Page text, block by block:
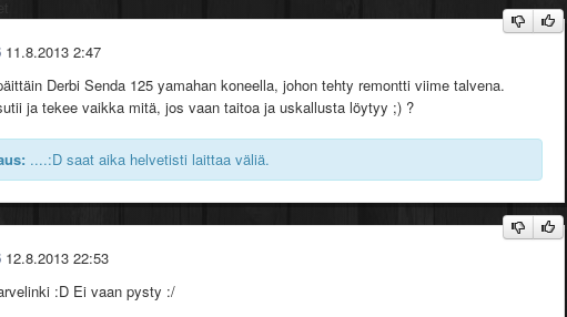
mopoihin mutta voihan sitä kaikkea ehdottaa!
11.8.2013 2:47
Derbi Senda 125 yamahan koneella, johon tehty remontti viime talvena.
ja tekee vaikka mitä, jos vaan taitoa ja uskallusta löytyy ;) ?
....:D saat aika helvetisti laittaa väliä.
12.8.2013 22:53
:D Ei vaan pysty :/